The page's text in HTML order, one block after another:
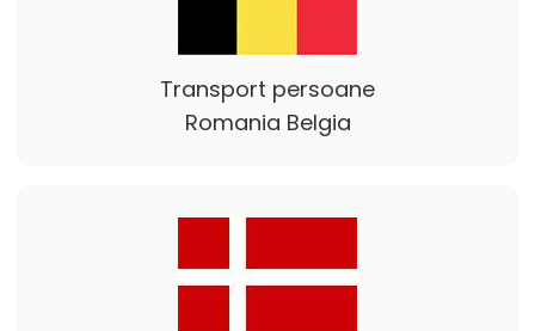
Transport persoane
Romania Belgia